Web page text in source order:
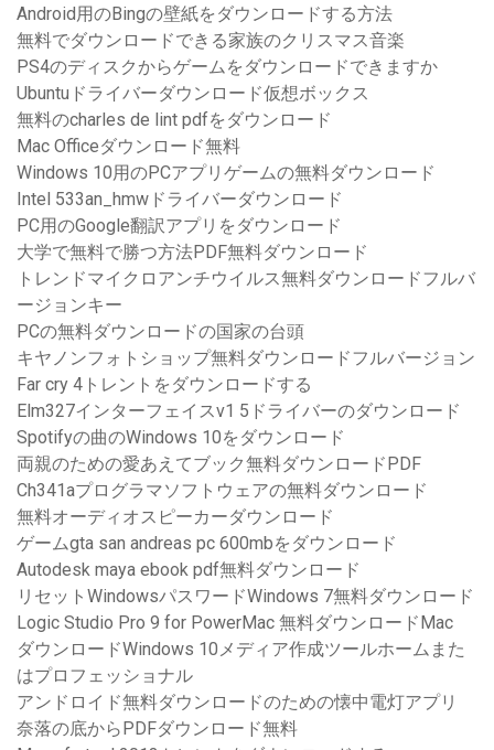
Android用のBingの壁紙をダウンロードする方法
無料でダウンロードできる家族のクリスマス音楽
PS4のディスクからゲームをダウンロードできますか
Ubuntuドライバーダウンロード仮想ボックス
無料のcharles de lint pdfをダウンロード
Mac Officeダウンロード無料
Windows 10用のPCアプリゲームの無料ダウンロード
Intel 533an_hmwドライバーダウンロード
PC用のGoogle翻訳アプリをダウンロード
大学で無料で勝つ方法PDF無料ダウンロード
トレンドマイクロアンチウイルス無料ダウンロードフルバ
ージョンキー
PCの無料ダウンロードの国家の台頭
キヤノンフォトショップ無料ダウンロードフルバージョン
Far cry 4トレントをダウンロードする
Elm327インターフェイスv1 5ドライバーのダウンロード
Spotifyの曲のWindows 10をダウンロード
両親のための愛あえてブック無料ダウンロードPDF
Ch341aプログラマソフトウェアの無料ダウンロード
無料オーディオスピーカーダウンロード
ゲームgta san andreas pc 600mbをダウンロード
Autodesk maya ebook pdf無料ダウンロード
リセットWindowsパスワードWindows 7無料ダウンロード
Logic Studio Pro 9 for PowerMac 無料ダウンロードMac
ダウンロードWindows 10メディア作成ツールホームまた
はプロフェッショナル
アンドロイド無料ダウンロードのための懐中電灯アプリ
奈落の底からPDFダウンロード無料